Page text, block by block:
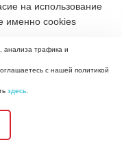
на использование
именно cookies
использования
cookies может
сайта.
месяцев, после чего
анализа трафика и
с нашей политикой
здесь